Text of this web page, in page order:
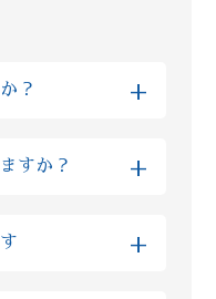
？ +
。その場合はご
ただけますので
すか？ +
お子様も服用い+